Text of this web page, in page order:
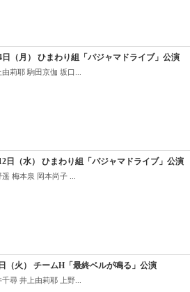
日（月） ひまわり組「パジャマドライブ」公演
莉耶 駒田京伽 坂口...
日（水） ひまわり組「パジャマドライブ」公演
梅本泉 岡本尚子 ...
（火） チームH「最終ベルが鳴る」公演
尋 井上由莉耶 上野...